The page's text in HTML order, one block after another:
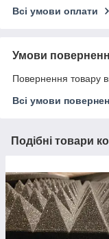
Всі умови оплати
Умови
Повернення товару
Всі умови
Подібні товари